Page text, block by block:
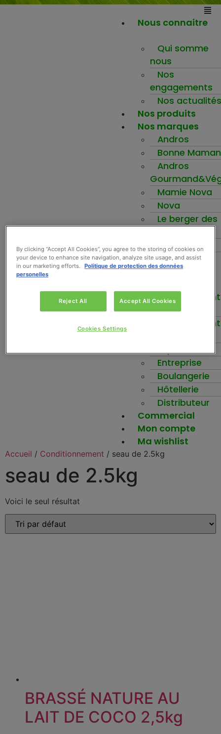
Nous connaitre
Qui somme
nous
Nos
engagements
Nos actualités
Nos produits
Nos marques
Andros
Bonne Maman
Andros
Mamie Nova
Nova
Le berger des
Force+
Be-Nuts
Inspirez-vous
Etablissement
scolaire
Entreprise
Boulangerie
Hôtellerie
Distributeur
Commercial
Mon compte
Ma wishlist
Accueil / Conditionnement / seau de 2.5kg
seau de 2.5kg
Voici le seul résultat
BRASSÉ NATURE AU
LAIT DE COCO 2,5kg
By clicking “Accept All Cookies”, you agree to the storing of cookies on
your device to enhance site navigation, analyze site usage, and assist
in our marketing efforts. Politique de protection des données
personelles
Reject All Accept All Cookies
Cookies Settings